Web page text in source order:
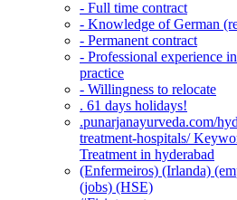
- Full time contract
- Knowledge of German
- Permanent contract
- Professional experience
practice
- Willingness to relocate
. 61 days holidays!
.punarjanayurveda.com/
treatment-hospitals/
Treatment in hyderabad
(Enfermeiros) (Irlanda)
(jobs) (HSE)